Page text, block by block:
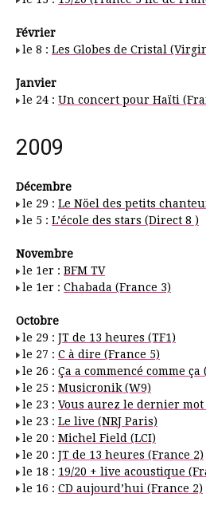
Février
le 8 : Les Globes de Cristal
Janvier
le 24 : Un concert pour Haïti
2009
Décembre
le 29 : Le Nöel des petits
le 5 : L’école des stars (Direct 8 )
Novembre
le 1er : BFM TV
le 1er : Chabada (France 3)
Octobre
le 29 : JT de 13 heures (TF1)
le 27 : C à dire (France 5)
le 26 : Ça a commencé comme ça
le 25 : Musicronik (W9)
le 23 : Vous aurez le dernier mot
le 23 : Le live (NRJ Paris)
le 20 : Michel Field (LCI)
le 20 : JT de 13 heures (France 2)
le 18 : 19/20 + live acoustique
le 16 : CD aujourd’hui (France 2)